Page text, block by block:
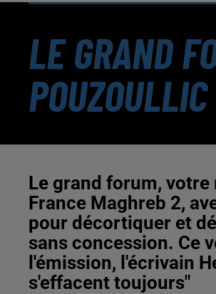
LE GRAND
POUZOULLIC
Le grand forum,
France Maghreb 2,
pour décortiquer et
sans concession. Ce
l'émission, l'écrivain
s'effacent toujours"